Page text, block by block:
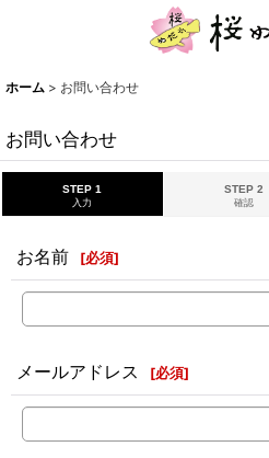
ホーム > お問い合わせ
お問い合わせ
STEP 1
入力
STEP 2
確認
お名前 [必須]
メールアドレス [必須]